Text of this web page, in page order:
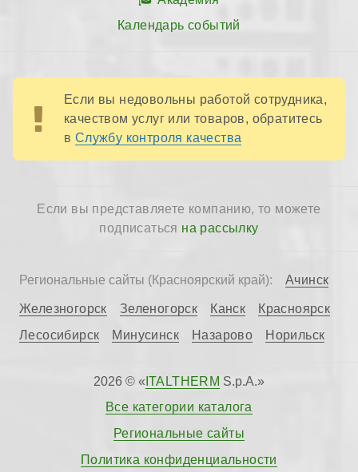
Календарь событий
Если вы недовольны работой сотрудника,
качеством услуг или товаров, обратитесь
в Службу контроля качества
Если вы представляете компанию, то можете
подписаться на рассылку
Региональные сайты (Красноярский край): Ачинск
Железногорск Зеленогорск Канск
Красноярск
Лесосибирск
Минусинск Назарово Норильск
2026 © « ITALTHERM S.p.A.»
Все категории каталога
Региональные сайты
Политика конфиденциальности